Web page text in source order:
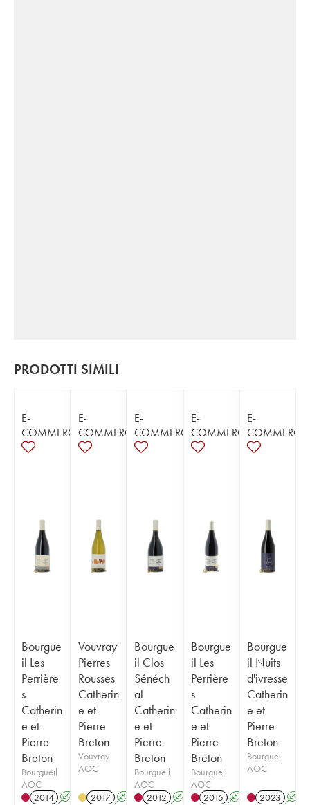
PRODOTTI SIMILI
E-
COMMERCE
Bourgue
il Les
Perrière
s
Catherin
e et
Pierre
Breton
Bourgueil
AOC
2014 A K
E-
COMMERCE
Vouvray
Pierres
Rousses
Catherin
e et
Pierre
Breton
Vouvray
AOC
2017 A
E-
COMMERCE
Bourgue
il Clos
Sénéch
al
Catherin
e et
Pierre
Breton
Bourgueil
AOC
2012 A K
E-
COMMERCE
Bourgue
il Les
Perrière
s
Catherin
e et
Pierre
Breton
Bourgueil
AOC
2015 A K
E-
COMMERCE
Bourgue
il Nuits
d'ivresse
Catherin
e et
Pierre
Breton
Bourgueil
AOC
2023 A